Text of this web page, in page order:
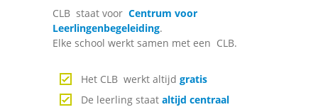
CLB staat voor Centrum voor
Leerlingenbegeleiding.
Elke school werkt samen met een CLB.
Het CLB werkt altijd gratis
De leerling staat altijd centraal